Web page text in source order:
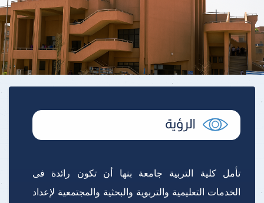
تأمل كلية التربية جامعة بنها أن تكون رائدة فى
الخدمات التعليمية والتربوية والبحثية والمجتمعية لإعداد